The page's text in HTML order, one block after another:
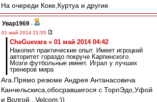
На очереди Коке,Куртуа и другие
Увар1969 -
01 май 2014 21:55
CheGuevara » 01 май 2014 04:42
Накопил практические опыт. Имеет игроцкий
авторитет гораздо покруче Карпинского.
Мозги футбольные имеет. Играл у лучших
тренеров мира
Ага.Прямо резюме Андрея Антанасовича
Канчельскиса,обосравшигося с ТорпЭдо,Уфой
и Волгой...Velcom:))